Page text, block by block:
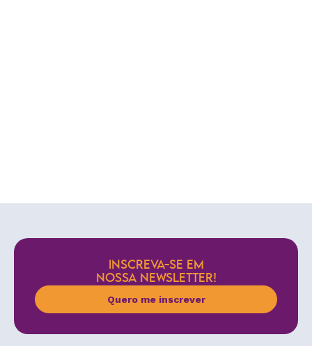
INSCREVA-SE EM
NOSSA NEWSLETTER!
Quero me inscrever